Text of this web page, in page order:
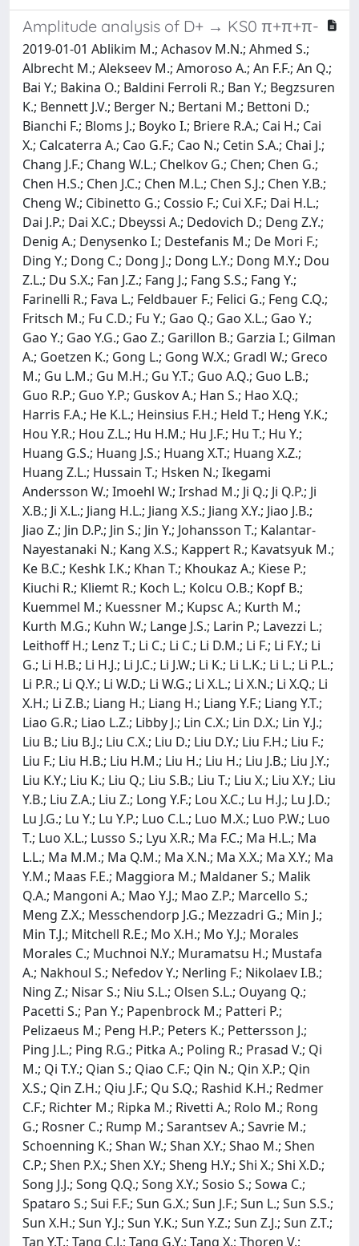
Amplitude analysis of D+ → KS0 π+π+π-
2019-01-01 Ablikim M.; Achasov M.N.; Ahmed S.;
Albrecht M.; Alekseev M.; Amoroso A.; An F.F.; An Q.;
Bai Y.; Bakina O.; Baldini Ferroli R.; Ban Y.; Begzsuren
K.; Bennett J.V.; Berger N.; Bertani M.; Bettoni D.;
Bianchi F.; Bloms J.; Boyko I.; Briere R.A.; Cai H.; Cai
X.; Calcaterra A.; Cao G.F.; Cao N.; Cetin S.A.; Chai J.;
Chang J.F.; Chang W.L.; Chelkov G.; Chen; Chen G.;
Chen H.S.; Chen J.C.; Chen M.L.; Chen S.J.; Chen Y.B.;
Cheng W.; Cibinetto G.; Cossio F.; Cui X.F.; Dai H.L.;
Dai J.P.; Dai X.C.; Dbeyssi A.; Dedovich D.; Deng Z.Y.;
Denig A.; Denysenko I.; Destefanis M.; De Mori F.;
Ding Y.; Dong C.; Dong J.; Dong L.Y.; Dong M.Y.; Dou
Z.L.; Du S.X.; Fan J.Z.; Fang J.; Fang S.S.; Fang Y.;
Farinelli R.; Fava L.; Feldbauer F.; Felici G.; Feng C.Q.;
Fritsch M.; Fu C.D.; Fu Y.; Gao Q.; Gao X.L.; Gao Y.;
Gao Y.; Gao Y.G.; Gao Z.; Garillon B.; Garzia I.; Gilman
A.; Goetzen K.; Gong L.; Gong W.X.; Gradl W.; Greco
M.; Gu L.M.; Gu M.H.; Gu Y.T.; Guo A.Q.; Guo L.B.;
Guo R.P.; Guo Y.P.; Guskov A.; Han S.; Hao X.Q.;
Harris F.A.; He K.L.; Heinsius F.H.; Held T.; Heng Y.K.;
Hou Y.R.; Hou Z.L.; Hu H.M.; Hu J.F.; Hu T.; Hu Y.;
Huang G.S.; Huang J.S.; Huang X.T.; Huang X.Z.;
Huang Z.L.; Hussain T.; Hsken N.; Ikegami
Andersson W.; Imoehl W.; Irshad M.; Ji Q.; Ji Q.P.; Ji
X.B.; Ji X.L.; Jiang H.L.; Jiang X.S.; Jiang X.Y.; Jiao J.B.;
Jiao Z.; Jin D.P.; Jin S.; Jin Y.; Johansson T.; Kalantar-
Nayestanaki N.; Kang X.S.; Kappert R.; Kavatsyuk M.;
Ke B.C.; Keshk I.K.; Khan T.; Khoukaz A.; Kiese P.;
Kiuchi R.; Kliemt R.; Koch L.; Kolcu O.B.; Kopf B.;
Kuemmel M.; Kuessner M.; Kupsc A.; Kurth M.;
Kurth M.G.; Kuhn W.; Lange J.S.; Larin P.; Lavezzi L.;
Leithoff H.; Lenz T.; Li C.; Li C.; Li D.M.; Li F.; Li F.Y.; Li
G.; Li H.B.; Li H.J.; Li J.C.; Li J.W.; Li K.; Li L.K.; Li L.; Li P.L.;
Li P.R.; Li Q.Y.; Li W.D.; Li W.G.; Li X.L.; Li X.N.; Li X.Q.; Li
X.H.; Li Z.B.; Liang H.; Liang H.; Liang Y.F.; Liang Y.T.;
Liao G.R.; Liao L.Z.; Libby J.; Lin C.X.; Lin D.X.; Lin Y.J.;
Liu B.; Liu B.J.; Liu C.X.; Liu D.; Liu D.Y.; Liu F.H.; Liu F.;
Liu F.; Liu H.B.; Liu H.M.; Liu H.; Liu H.; Liu J.B.; Liu J.Y.;
Liu K.Y.; Liu K.; Liu Q.; Liu S.B.; Liu T.; Liu X.; Liu X.Y.; Liu
Y.B.; Liu Z.A.; Liu Z.; Long Y.F.; Lou X.C.; Lu H.J.; Lu J.D.;
Lu J.G.; Lu Y.; Lu Y.P.; Luo C.L.; Luo M.X.; Luo P.W.; Luo
T.; Luo X.L.; Lusso S.; Lyu X.R.; Ma F.C.; Ma H.L.; Ma
L.L.; Ma M.M.; Ma Q.M.; Ma X.N.; Ma X.X.; Ma X.Y.; Ma
Y.M.; Maas F.E.; Maggiora M.; Maldaner S.; Malik
Q.A.; Mangoni A.; Mao Y.J.; Mao Z.P.; Marcello S.;
Meng Z.X.; Messchendorp J.G.; Mezzadri G.; Min J.;
Min T.J.; Mitchell R.E.; Mo X.H.; Mo Y.J.; Morales
Morales C.; Muchnoi N.Y.; Muramatsu H.; Mustafa
A.; Nakhoul S.; Nefedov Y.; Nerling F.; Nikolaev I.B.;
Ning Z.; Nisar S.; Niu S.L.; Olsen S.L.; Ouyang Q.;
Pacetti S.; Pan Y.; Papenbrock M.; Patteri P.;
Pelizaeus M.; Peng H.P.; Peters K.; Pettersson J.;
Ping J.L.; Ping R.G.; Pitka A.; Poling R.; Prasad V.; Qi
M.; Qi T.Y.; Qian S.; Qiao C.F.; Qin N.; Qin X.P.; Qin
X.S.; Qin Z.H.; Qiu J.F.; Qu S.Q.; Rashid K.H.; Redmer
C.F.; Richter M.; Ripka M.; Rivetti A.; Rolo M.; Rong
G.; Rosner C.; Rump M.; Sarantsev A.; Savrie M.;
Schoenning K.; Shan W.; Shan X.Y.; Shao M.; Shen
C.P.; Shen P.X.; Shen X.Y.; Sheng H.Y.; Shi X.; Shi X.D.;
Song J.J.; Song Q.Q.; Song X.Y.; Sosio S.; Sowa C.;
Spataro S.; Sui F.F.; Sun G.X.; Sun J.F.; Sun L.; Sun S.S.;
Sun X.H.; Sun Y.J.; Sun Y.K.; Sun Y.Z.; Sun Z.J.; Sun Z.T.;
Tan Y.T.; Tang C.J.; Tang G.Y.; Tang X.; Thoren V.;